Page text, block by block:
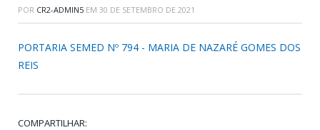
POR CR2-ADMIN5 EM 30 DE SETEMBRO DE 2021
PORTARIA SEMED Nº 794 - MARIA DE NAZARÉ GOMES DOS
REIS
COMPARTILHAR: